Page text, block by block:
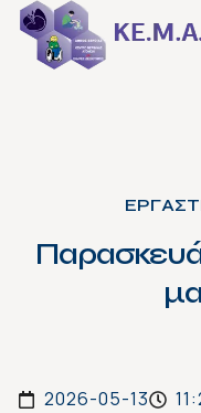
2026-05-13